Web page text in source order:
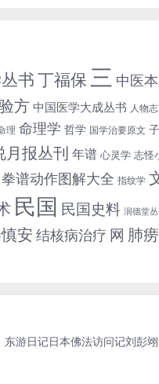
书丁福保 三 中医
方中国医学大成丛书 人物志
理 命理学 哲学 国学治要原文
月报丛刊 年谱 心灵学 志怪
拳谱动作图解大全 指纹学
民国 民国史料 润德堂
安结核病治疗 网 肺痨
东游日记日本佛法访问记刘彭